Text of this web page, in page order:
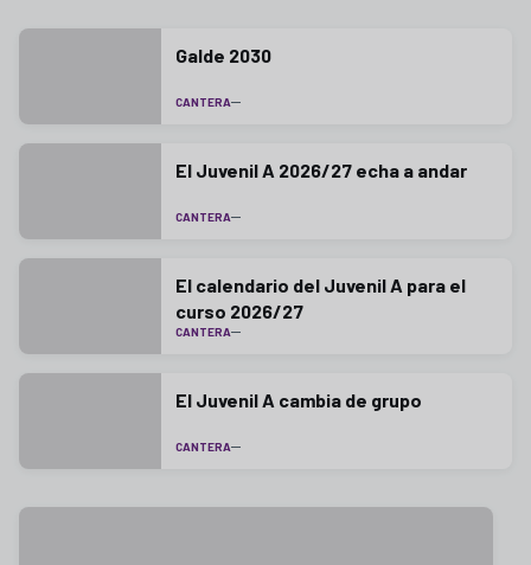
Galde 2030
CANTERA
El Juvenil A 2026/27 echa a andar
CANTERA
El calendario del Juvenil A para el
curso 2026/27
CANTERA
El Juvenil A cambia de grupo
CANTERA